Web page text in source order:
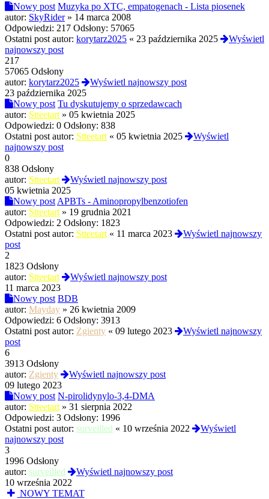
Nowy post Muzyka po XTC, empatogenach - Lista piosenek
autor: SkyRider» 14 marca 2008
Odpowiedzi: 217 Odsłony: 57065
Ostatni post autor: korytarz2025 « 23 października 2025
Wyświetl
najnowszy post
217
57065 Odsłony
autor: korytarz2025
Wyświetl najnowszy post
23 października 2025
Nowy post Tu dyskutujemy o sprzedawcach
autor: Stteetart » 05 kwietnia 2025
Odpowiedzi: 0 Odsłony: 838
Ostatni post autor: Stteetart « 05 kwietnia 2025
Wyświetl
najnowszy post
0
838 Odsłony
autor: Stteetart
Wyświetl najnowszy post
05 kwietnia 2025
Nowy post APBTs - Aminopropylbenzotiofen
autor: Stteetart » 19 grudnia 2021
Odpowiedzi: 2 Odsłony: 1823
Ostatni post autor: Stteetart « 11 marca 2023
Wyświetl najnowszy
post
2
1823 Odsłony
autor: Stteetart
Wyświetl najnowszy post
11 marca 2023
Nowy post BDB
autor: Mayday » 26 kwietnia 2009
Odpowiedzi: 6 Odsłony: 3913
Ostatni post autor: Zgienty « 09 lutego 2023
Wyświetl najnowszy
post
6
3913 Odsłony
autor: Zgienty
Wyświetl najnowszy post
09 lutego 2023
Nowy post N-pirolidynylo-3,4-DMA
autor: Stteetart » 31 sierpnia 2022
Odpowiedzi: 3 Odsłony: 1996
Ostatni post autor: surveilled « 10 września 2022
Wyświetl
najnowszy post
3
1996 Odsłony
autor: surveilled
Wyświetl najnowszy post
10 września 2022
NOWY TEMAT